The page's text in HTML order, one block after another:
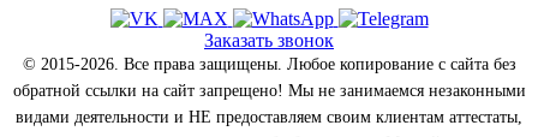
Заказать звонок
© 2015-2026. Все права защищены. Любое копирование с сайта без
обратной ссылки на сайт запрещено! Мы не занимаемся незаконными
видами деятельности и НЕ предоставляем своим клиентам аттестаты,